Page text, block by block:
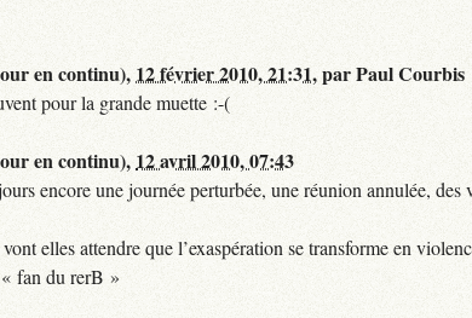
en continu), 12 février 2010, 21:31,parPaul Courbis
pour la grande muette :-(
en continu), 12 avril 2010, 07:43
encore une journée perturbée, une réunion annulée, des
elles attendre que l’exaspération se transforme en
fan du rerB »